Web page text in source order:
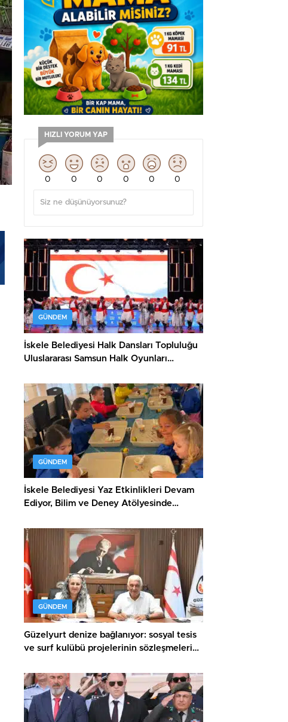
HIZLI YORUM YAP
0 0 0 0 0 0
GÜNDEM
İskele Belediyesi Halk Dansları Topluluğu
Uluslararası Samsun Halk Oyunları
Ediyor
GÜNDEM
İskele Belediyesi Yaz Etkinlikleri Devam
Ediyor, Bilim ve Deney Atölyesinde
GÜNDEM
Güzelyurt denize bağlanıyor: sosyal tesis
ve surf kulübü projelerinin sözleşmeleri